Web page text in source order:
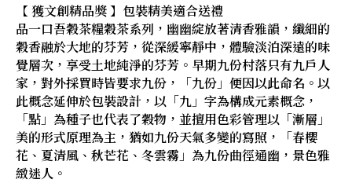
【 獲文創精品獎 】包裝精美適合送禮
品一口吾穀茶糧穀茶系列，幽幽綻放著清香雅韻，纖細的
穀香融於大地的芬芳，從深緩寧靜中，體驗淡泊深遠的味
覺層次，享受土地純淨的芬芳。早期九份村落只有九戶人
家，對外採買時皆要求九份，「九份」便因以此命名。以
此概念延伸於包裝設計，以「九」字為構成元素概念，
「點」為種子也代表了穀物，並擅用色彩管理以「漸層」
美的形式原理為主，猶如九份天氣多變的寫照，「春櫻
花、夏清風、秋芒花、冬雲霧」為九份曲徑通幽，景色雅
緻迷人。